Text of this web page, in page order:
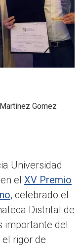
Gomez
Universidad
el XV Premio
, celebrado el
Distrital de
importante del
rigor de